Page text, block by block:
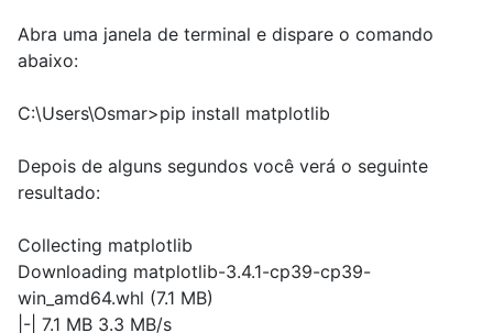
Abra uma janela de terminal e dispare o comando
abaixo:
C:\Users\Osmar>pip install matplotlib
Depois de alguns segundos você verá o seguinte
resultado:
Collecting matplotlib
Downloading matplotlib-3.4.1-cp39-cp39-
win_amd64.whl (7.1 MB)
|-| 7.1 MB 3.3 MB/s